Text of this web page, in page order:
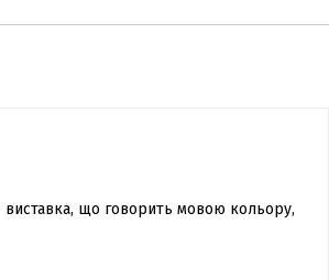
виставка, що говорить мовою кольору,